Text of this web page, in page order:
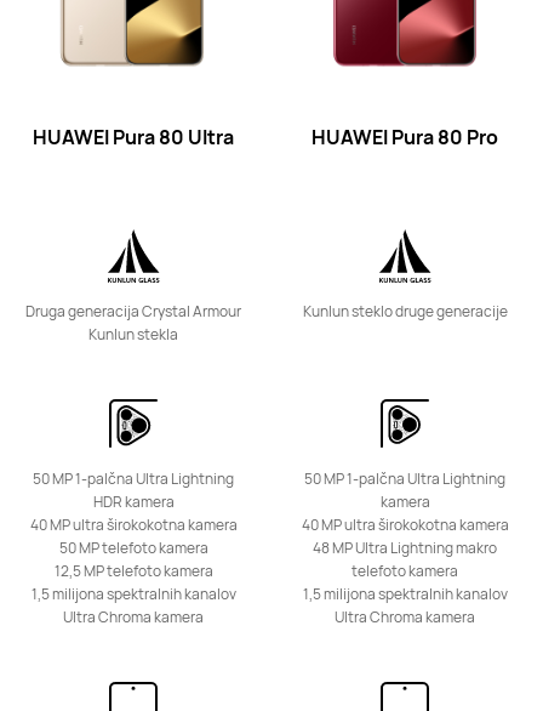
HUAWEI Pura 70 Pro
HUAWEI nova 13
Izvedite več
HUAWEI Pura 80 Ultra
Druga generacija Crystal Armour
Kunlun stekla
50 MP 1-palčna Ultra Lightning
HDR kamera
40 MP ultra širokokotna kamera
50 MP telefoto kamera
12,5 MP telefoto kamera
1,5 milijona spektralnih kanalov
Ultra Chroma kamera
HUAWEI Pura 80 Pro
Kunlun steklo druge generacije
50 MP 1-palčna Ultra Lightning
kamera
40 MP ultra širokokotna kamera
48 MP Ultra Lightning makro
telefoto kamera
1,5 milijona spektralnih kanalov
Ultra Chroma kamera